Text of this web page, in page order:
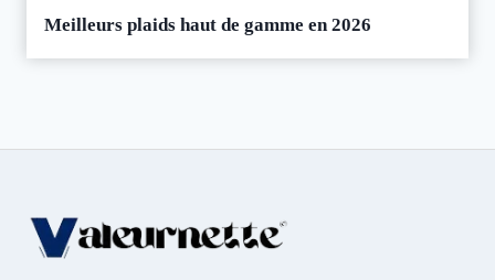
Meilleurs plaids haut de gamme en 2026